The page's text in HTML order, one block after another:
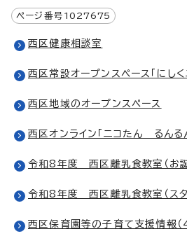
ページ番号 1027675
西区健康相談室
西区常設オープンスペース「にしく
西区地域のオープンスペース
西区オンライン「ニコたん るんる
令和8年度 西区離乳食教室（お
令和8年度 西区離乳食教室（スタ
西区保育園等の子育て支援情報（